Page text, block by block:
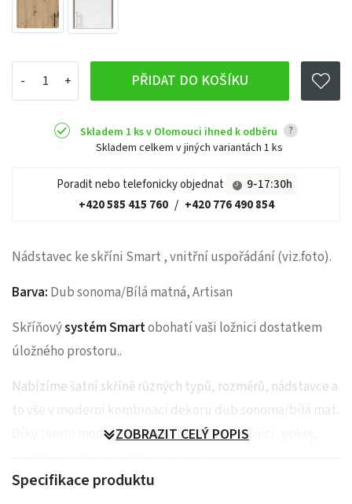
PŘIDAT DO KOŠÍKU
Skladem 1 ks v Olomouci ihned k odběru ?
Skladem celkem v jiných variantách 1 ks
Poradit nebo telefonicky objednat
9-17:30h
+420 585 415 760 / +420 776 490 854
Nádstavec ke skříni Smart , vnitřní uspořádání (viz.foto).
Barva: Dub sonoma/Bílá matná, Artisan
Skříňovýsystém Smartobohatí vaši ložnici dostatkem
úložného prostoru..
Nabízíme šatní skříně různých typů, rozměrů, nádstavce a
to vše v moderní kombinaci dekoru dub sonoma/bílá mat.
Díky těmto modulům sestavíte pro vaši ložnici, pokoj,
Dodáváme v demontu.
ZOBRAZIT CELÝ POPIS
Specifikace produktu